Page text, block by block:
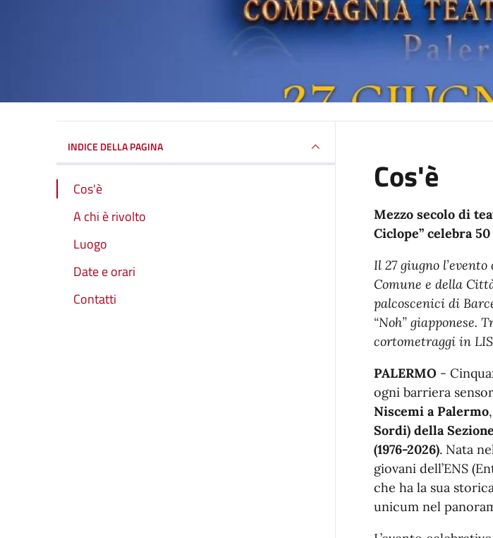
INDICE DELLA PAGINA
Cos'è
A chi è rivolto
Luogo
Date e orari
Contatti
Cos'è
Mezzo secolo di
Ciclope” celebra
Il 27 giugno
Comune e della
palcoscenici di
“Noh” giapponese.
cortometraggi in LIS
PALERMO-
ogni barriera
Niscemi a Palermo
Sordi) della
(1976-2026). Nata
giovani dell’ENS
che ha la sua
unicum nel